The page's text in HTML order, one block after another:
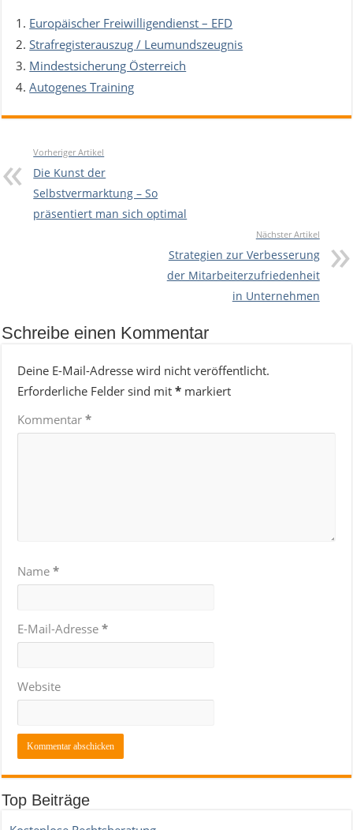
Europäischer Freiwilligendienst – EFD
Strafregisterauszug / Leumundszeugnis
Mindestsicherung Österreich
Autogenes Training
Vorheriger Artikel
Die Kunst der
Selbstvermarktung – So
präsentiert man sich optimal
Nächster Artikel
Strategien zur Verbesserung
der Mitarbeiterzufriedenheit
in Unternehmen
Schreibe einen Kommentar
Deine E-Mail-Adresse wird nicht veröffentlicht.
Erforderliche Felder sind mit* markiert
Kommentar*
Name*
E-Mail-Adresse*
Website
Top Beiträge